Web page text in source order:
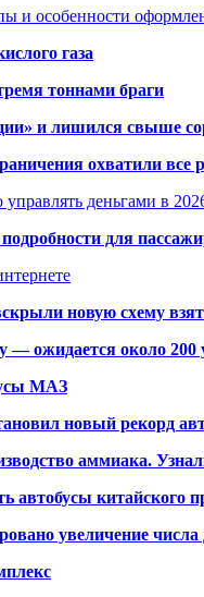
и особенности
газа
тоннами браги
и лишился свыше
охватили все
деньгами в
для
новую схему
— ожидается около 200
МАЗ
новый рекорд
аммиака.
китайского
увеличение